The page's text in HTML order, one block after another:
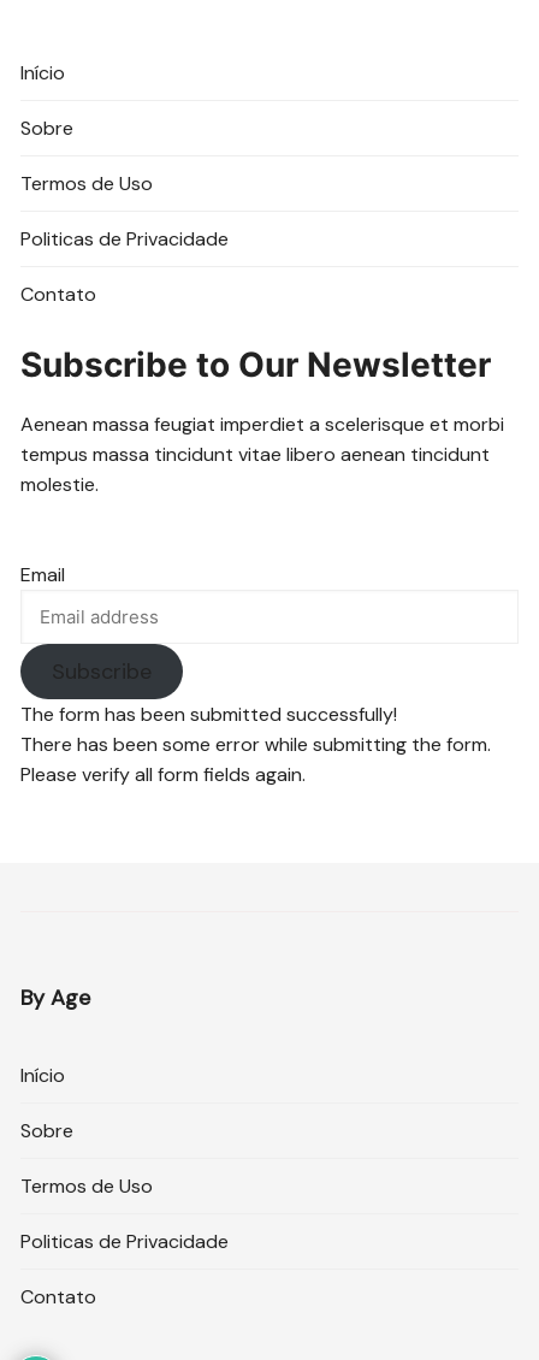
Início
Sobre
Termos de Uso
Politicas de Privacidade
Contato
Subscribe to Our Newsletter
Aenean massa feugiat imperdiet a scelerisque et morbi
tempus massa tincidunt vitae libero aenean tincidunt
molestie.
Email
Subscribe
The form has been submitted successfully!
There has been some error while submitting the form.
Please verify all form fields again.
By Age
Início
Sobre
Termos de Uso
Politicas de Privacidade
Contato